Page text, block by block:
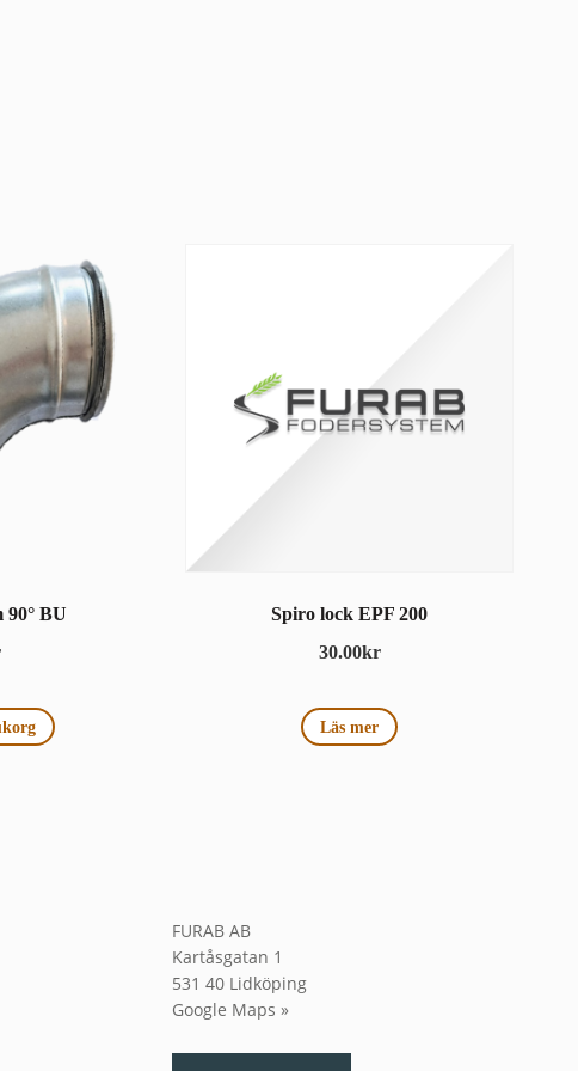
90° BU
Spiro lock EPF 200
30.00kr
Läs mer
FURAB AB
Kartåsgatan 1
531 40 Lidköping
Google Maps »